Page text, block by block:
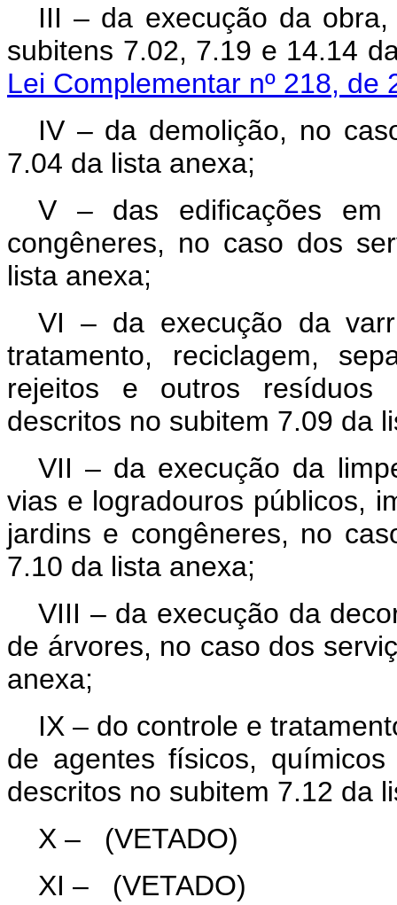
III – da execução da
subitens 7.02, 7.19 e
Lei Complementar nº 218, de
IV – da demolição, no
7.04 da lista anexa;
V – das edificações em
congêneres, no caso dos
lista anexa;
VI – da execução da
tratamento, reciclagem,
rejeitos e outros resíduos
descritos no subitem 7.09 da
VII – da execução da
vias e logradouros públicos,
jardins e congêneres, no
7.10 da lista anexa;
VIII – da execução da
de árvores, no caso dos
anexa;
IX – do controle e
de agentes físicos,
descritos no subitem 7.12 da
X –
(VETADO)
XI –
(VETADO)